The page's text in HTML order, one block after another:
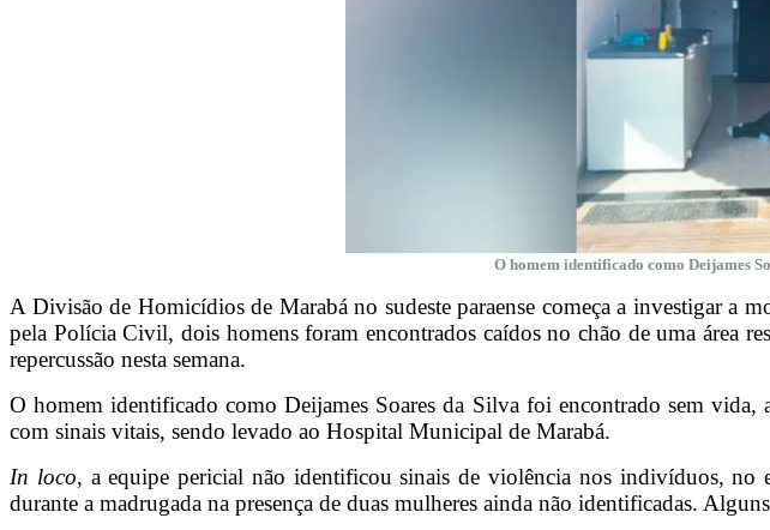
O homem identificado como Deijames
A Divisão de Homicídios de Marabá no sudeste paraense começa a investigar a
pela Polícia Civil, dois homens foram encontrados caídos no chão de uma área
repercussão nesta semana.
O homem identificado como Deijames Soares da Silva foi encontrado sem
com sinais vitais, sendo levado ao Hospital Municipal de Marabá.
In loco, a equipe pericial não identificou sinais de violência nos indivíduos, no
durante a madrugada na presença de duas mulheres ainda não identificadas.